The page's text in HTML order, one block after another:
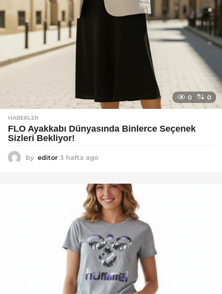
0 0
HABERLER
FLO Ayakkabı Dünyasında Binlerce Seçenek
Sizleri Bekliyor!
by editor 3 hafta ago
a
g
o